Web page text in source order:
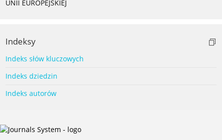
UNII EUROPEJSKIEJ
Indeksy
Indeks słów kluczowych
Indeks dziedzin
Indeks autorów